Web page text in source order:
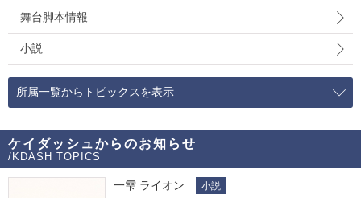
舞台脚本情報
小説
所属一覧からトピックスを表示
ケイダッシュからのお知らせ
/KDASH TOPICS
一雫 ライオン 小説